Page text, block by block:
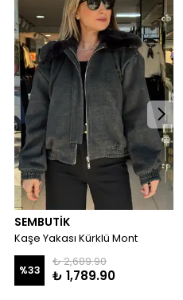
SEMBUTİK
Kaşe Yakası Kürklü Mont
%33
₺ 2,689.90
₺ 1,789.90